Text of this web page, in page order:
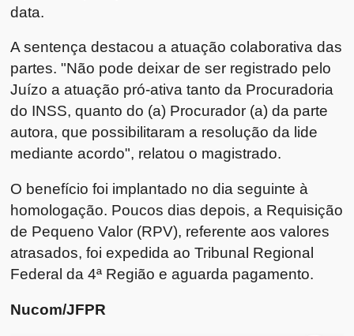
data.
A sentença destacou a atuação colaborativa das
partes. "Não pode deixar de ser registrado pelo
Juízo a atuação pró-ativa tanto da Procuradoria
do INSS, quanto do (a) Procurador (a) da parte
autora, que possibilitaram a resolução da lide
mediante acordo", relatou o magistrado.
O benefício foi implantado no dia seguinte à
homologação. Poucos dias depois, a Requisição
de Pequeno Valor (RPV), referente aos valores
atrasados, foi expedida ao Tribunal Regional
Federal da 4ª Região e aguarda pagamento.
Nucom/JFPR